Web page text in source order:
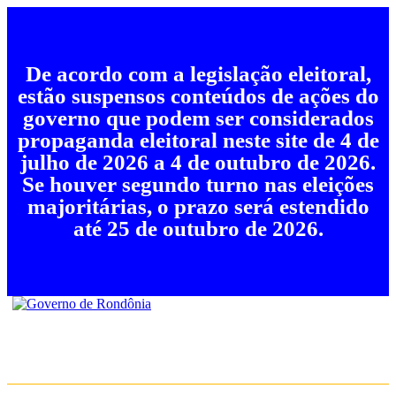
De acordo com a legislação eleitoral,
estão suspensos conteúdos de ações do
governo que podem ser considerados
propaganda eleitoral neste site de 4 de
julho de 2026 a 4 de outubro de 2026.
Se houver segundo turno nas eleições
majoritárias, o prazo será estendido
até 25 de outubro de 2026.